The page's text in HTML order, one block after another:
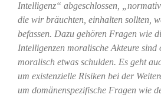
Intelligenz“ abgeschlossen,
die wir bräuchten, einhalten sollten,
befassen. Dazu gehören Fragen wie
Intelligenzen moralische Akteure
moralisch etwas schulden. Es geht
um existenzielle Risiken bei der
um domänenspezifische Fragen wie